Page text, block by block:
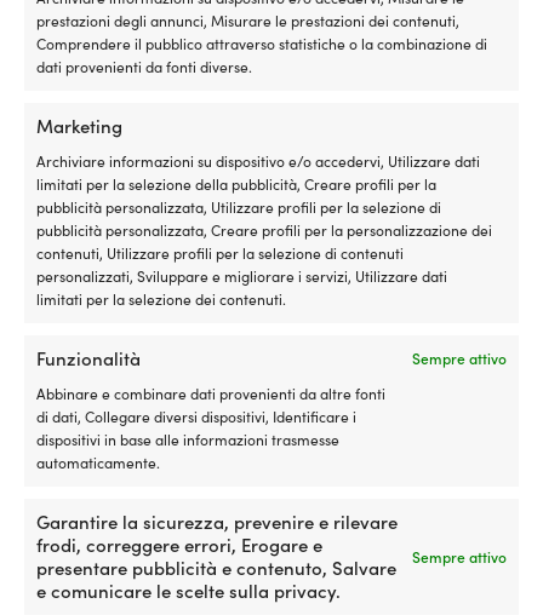
prestazioni degli annunci, Misurare le prestazioni dei contenuti,
Comprendere il pubblico attraverso statistiche o la combinazione di
dati provenienti da fonti diverse.
Marketing
Archiviare informazioni su dispositivo e/o accedervi, Utilizzare dati
limitati per la selezione della pubblicità, Creare profili per la
pubblicità personalizzata, Utilizzare profili per la selezione di
pubblicità personalizzata, Creare profili per la personalizzazione dei
contenuti, Utilizzare profili per la selezione di contenuti
personalizzati, Sviluppare e migliorare i servizi, Utilizzare dati
limitati per la selezione dei contenuti.
Funzionalità
Sempre attivo
Abbinare e combinare dati provenienti da altre fonti
di dati, Collegare diversi dispositivi, Identificare i
dispositivi in base alle informazioni trasmesse
automaticamente.
Garantire la sicurezza, prevenire e rilevare
frodi, correggere errori, Erogare e
presentare pubblicità e contenuto, Salvare
e comunicare le scelte sulla privacy.
Sempre attivo
Tappetino antiscivolo /
antiscivolo barca Treadmaster
Anti-Slip Diamond Pattern
confezione da 2
29,34€
IVA incl.
DISPONIBILE SU ORDINAZIONE
Tappetino antiscivolo /
29,34€
IVA incl.
DISPONIBILE SU ORDINAZIONE